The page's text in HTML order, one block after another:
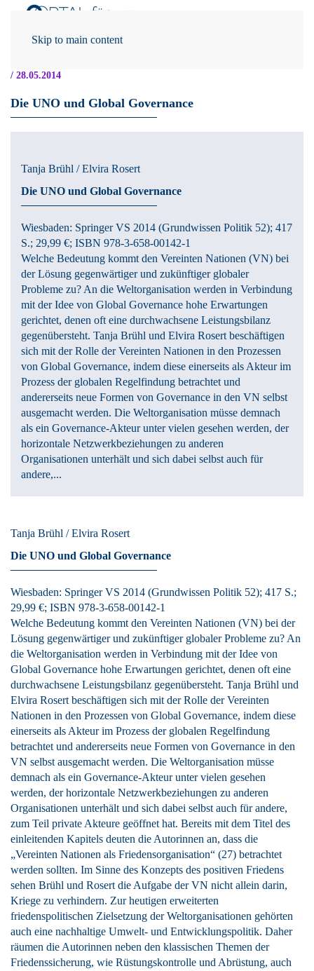
Skip to main content
/ 28.05.2014
Die UNO und Global Governance
Tanja Brühl / Elvira Rosert
Die UNO und Global Governance
Wiesbaden: Springer VS 2014 (Grundwissen Politik 52); 417
S.; 29,99 €; ISBN 978-3-658-00142-1
Welche Bedeutung kommt den Vereinten Nationen (VN) bei
der Lösung gegenwärtiger und zukünftiger globaler
Probleme zu? An die Weltorganisation werden in Verbindung
mit der Idee von Global Governance hohe Erwartungen
gerichtet, denen oft eine durchwachsene Leistungsbilanz
gegenübersteht. Tanja Brühl und Elvira Rosert beschäftigen
sich mit der Rolle der Vereinten Nationen in den Prozessen
von Global Governance, indem diese einerseits als Akteur im
Prozess der globalen Regelfindung betrachtet und
andererseits neue Formen von Governance in den VN selbst
ausgemacht werden. Die Weltorganisation müsse demnach
als ein Governance‑Akteur unter vielen gesehen werden, der
horizontale Netzwerkbeziehungen zu anderen
Organisationen unterhält und sich dabei selbst auch für
andere,...
Tanja Brühl / Elvira Rosert
Die UNO und Global Governance
Wiesbaden: Springer VS 2014 (Grundwissen Politik 52); 417 S.;
29,99 €; ISBN 978-3-658-00142-1
Welche Bedeutung kommt den Vereinten Nationen (VN) bei der
Lösung gegenwärtiger und zukünftiger globaler Probleme zu? An
die Weltorganisation werden in Verbindung mit der Idee von
Global Governance hohe Erwartungen gerichtet, denen oft eine
durchwachsene Leistungsbilanz gegenübersteht. Tanja Brühl und
Elvira Rosert beschäftigen sich mit der Rolle der Vereinten
Nationen in den Prozessen von Global Governance, indem diese
einerseits als Akteur im Prozess der globalen Regelfindung
betrachtet und andererseits neue Formen von Governance in den
VN selbst ausgemacht werden. Die Weltorganisation müsse
demnach als ein Governance‑Akteur unter vielen gesehen
werden, der horizontale Netzwerkbeziehungen zu anderen
Organisationen unterhält und sich dabei selbst auch für andere,
zum Teil private Akteure geöffnet hat. Bereits mit dem Titel des
einleitenden Kapitels deuten die Autorinnen an, dass die
„Vereinten Nationen als Friedensorganisation“ (27) betrachtet
werden sollten. Im Sinne des Konzepts des positiven Friedens
sehen Brühl und Rosert die Aufgabe der VN nicht allein darin,
Kriege zu verhindern. Zur heutigen erweiterten
friedenspolitischen Zielsetzung der Weltorganisationen gehörten
auch eine nachhaltige Umwelt‑ und Entwicklungspolitik. Daher
räumen die Autorinnen neben den klassischen Themen der
Friedenssicherung, wie Rüstungskontrolle und Abrüstung, auch